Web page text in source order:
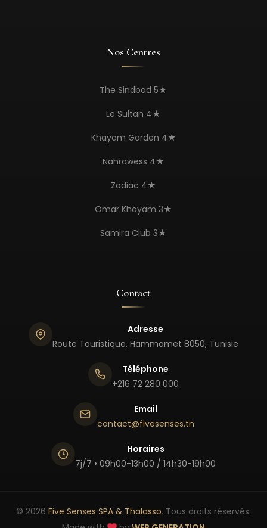
Nos Centres
The Sindbad 5★
Le Sultan 4★
Khayam Garden 4★
Nahrawess 4★
Zodiac 4★
Omar Khayam 3★
Samira Club 3★
Contact
Adresse
Route Touristique, Hammamet 8050, Tunisie
Téléphone
+216 72 280 000
Email
contact@fivesenses.tn
Horaires
7j/7 • 09h00-13h00 / 14h30-19h00
© 2026 Five Senses SPA & Thalasso. Tous droits réservés.